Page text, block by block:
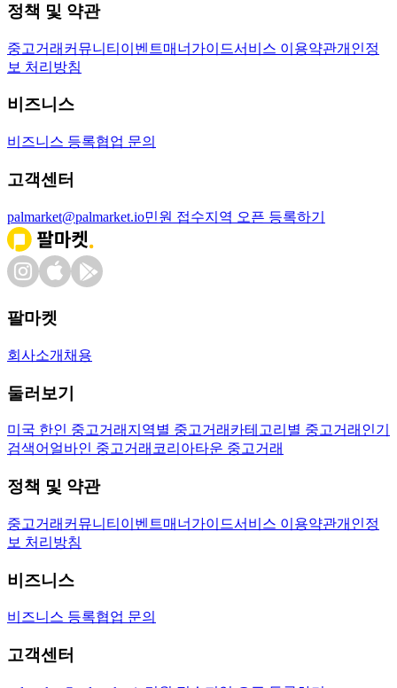
정책 및 약관
중고거래 커뮤니티 이벤트매너가이드서비스 이용약관개인정
보 처리방침
비즈니스
비즈니스 등록협업 문의
고객센터
palmarket@palmarket.io민원 접수지역 오픈 등록하기
팔마켓
회사소개 채용
둘러보기
미국 한인 중고거래 지역별 중고거래 카테고리별 중고거래 인기
검색어 얼바인 중고거래 코리아타운 중고거래
정책 및 약관
중고거래 커뮤니티 이벤트매너가이드서비스 이용약관개인정
보 처리방침
비즈니스
비즈니스 등록협업 문의
고객센터